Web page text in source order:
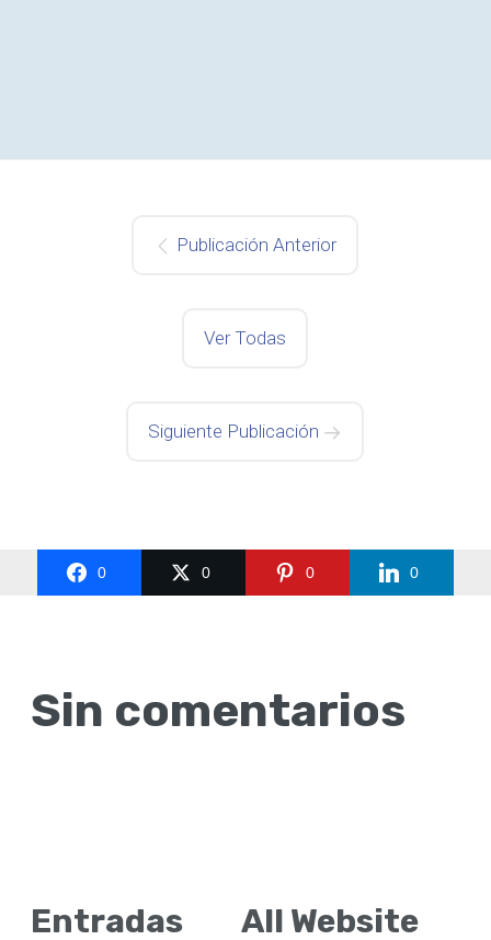
Publicación Anterior
Ver Todas
Siguiente Publicación
0 0 0 0
Sin comentarios
Entradas
All Website